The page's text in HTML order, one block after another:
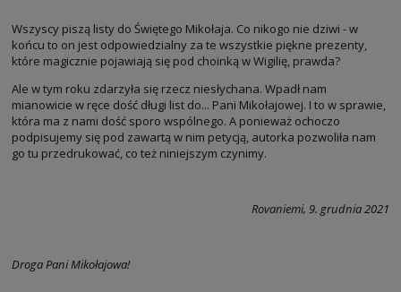
Wszyscy piszą listy do Świętego Mikołaja. Co nikogo nie dziwi - w
końcu to on jest odpowiedzialny za te wszystkie piękne prezenty,
które magicznie pojawiają się pod choinką w Wigilię, prawda?
Ale w tym roku zdarzyła się rzecz niesłychana. Wpadł nam
mianowicie w ręce dość długi list do... Pani Mikołajowej. I to w sprawie,
która ma z nami dość sporo wspólnego. A ponieważ ochoczo
podpisujemy się pod zawartą w nim petycją, autorka pozwoliła nam
go tu przedrukować, co też niniejszym czynimy.
Rovaniemi, 9. grudnia 2021
Droga Pani Mikołajowa!